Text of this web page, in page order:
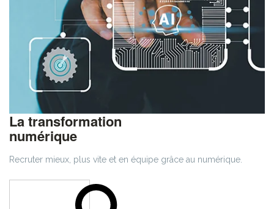
La transformation
numérique
Recruter mieux, plus vite et en équipe grâce au numérique.